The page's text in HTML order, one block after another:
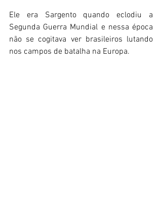
Ele era Sargento quando eclodiu a
Segunda Guerra Mundial e nessa época
não se cogitava ver brasileiros lutando
nos campos de batalha na Europa.